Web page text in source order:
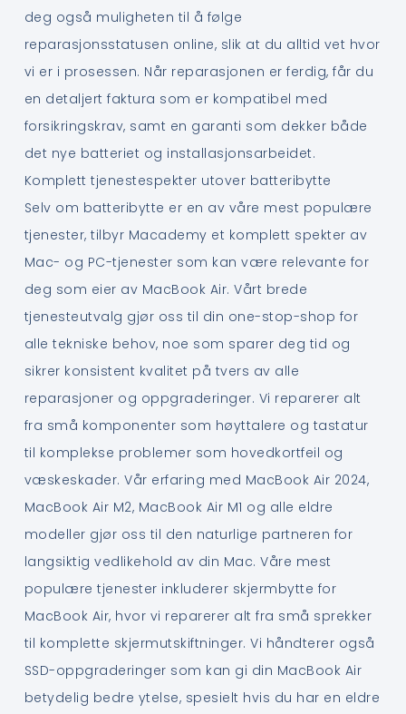
deg også muligheten til å følge
reparasjonsstatusen online, slik at du alltid vet hvor
vi er i prosessen. Når reparasjonen er ferdig, får du
en detaljert faktura som er kompatibel med
forsikringskrav, samt en garanti som dekker både
det nye batteriet og installasjonsarbeidet.
Komplett tjenestespekter utover batteribytte
Selv om batteribytte er en av våre mest populære
tjenester, tilbyr Macademy et komplett spekter av
Mac- og PC-tjenester som kan være relevante for
deg som eier av MacBook Air. Vårt brede
tjenesteutvalg gjør oss til din one-stop-shop for
alle tekniske behov, noe som sparer deg tid og
sikrer konsistent kvalitet på tvers av alle
reparasjoner og oppgraderinger. Vi reparerer alt
fra små komponenter som høyttalere og tastatur
til komplekse problemer som hovedkortfeil og
væskeskader. Vår erfaring med MacBook Air 2024,
MacBook Air M2, MacBook Air M1 og alle eldre
modeller gjør oss til den naturlige partneren for
langsiktig vedlikehold av din Mac. Våre mest
populære tjenester inkluderer skjermbytte for
MacBook Air, hvor vi reparerer alt fra små sprekker
til komplette skjermutskiftninger. Vi håndterer også
SSD-oppgraderinger som kan gi din MacBook Air
betydelig bedre ytelse, spesielt hvis du har en eldre